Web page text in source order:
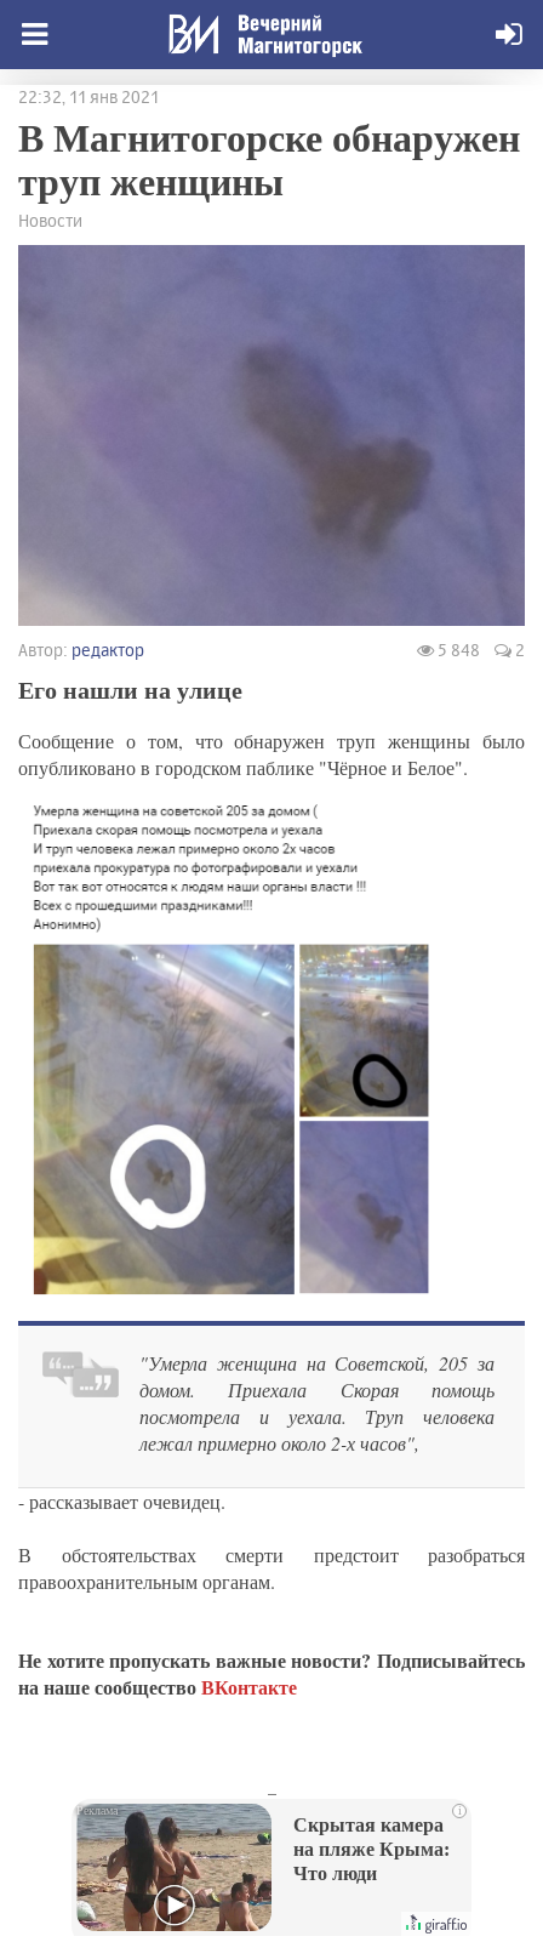
22:32, 11 янв 2021
В Магнитогорске обнаружен
труп женщины
Новости
Автор: редактор 5 848 2
Его нашли на улице
Сообщение о том, что обнаружен труп женщины было
опубликовано в городском паблике "Чёрное и Белое".
"Умерла женщина на Советской, 205 за
домом. Приехала Скорая помощь
посмотрела и уехала. Труп человека
лежал примерно около 2-х часов",
- рассказывает очевидец.
В обстоятельствах смерти предстоит разобраться
правоохранительным органам.
Не хотите пропускать важные новости? Подписывайтесь
на наше сообществоВКонтакте
i
Скрытая камера
на пляже Крыма:
Что люди
их не видят...